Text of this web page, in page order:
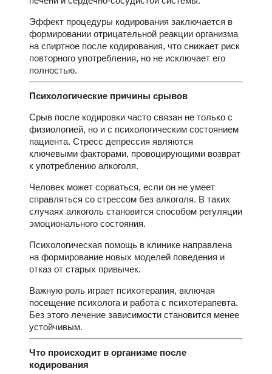
Эффект процедуры кодирования заключается в
формировании отрицательной реакции организма
на спиртное после кодирования, что снижает риск
повторного употребления, но не исключает его
полностью.
Психологические причины срывов
Срыв после кодировки часто связан не только с
физиологией, но и с психологическим состоянием
пациента. Стресс депрессия являются
ключевыми факторами, провоцирующими возврат
к употреблению алкоголя.
Человек может сорваться, если он не умеет
справляться со стрессом без алкоголя. В таких
случаях алкоголь становится способом регуляции
эмоционального состояния.
Психологическая помощь в клинике направлена
на формирование новых моделей поведения и
отказ от старых привычек.
Важную роль играет психотерапия, включая
посещение психолога и работа с психотерапевта.
Без этого лечение зависимости становится менее
устойчивым.
Что происходит в организме после
кодирования